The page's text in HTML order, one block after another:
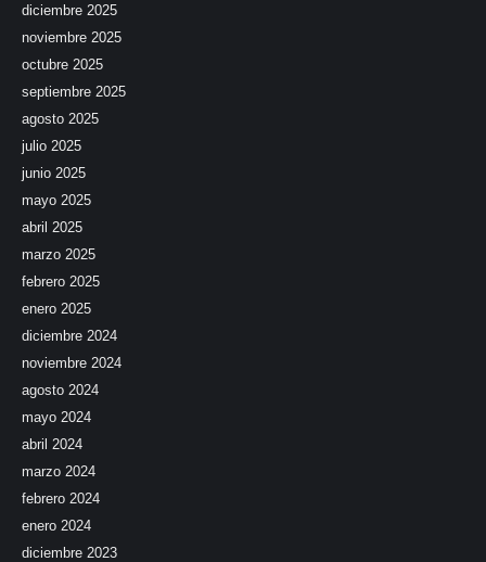
diciembre 2025
noviembre 2025
octubre 2025
septiembre 2025
agosto 2025
julio 2025
junio 2025
mayo 2025
abril 2025
marzo 2025
febrero 2025
enero 2025
diciembre 2024
noviembre 2024
agosto 2024
mayo 2024
abril 2024
marzo 2024
febrero 2024
enero 2024
diciembre 2023